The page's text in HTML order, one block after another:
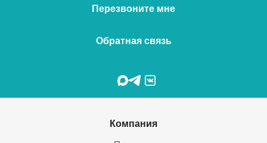
Перезвоните мне
Обратная связь
Компания